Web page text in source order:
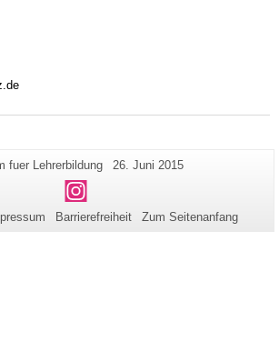
Zusätzliche
Informationen
zu
dieser
fuer Lehrerbildung
Letzte
26. Juni 2015
Instagram
Barrierefreiheit Zum Seitenanfang